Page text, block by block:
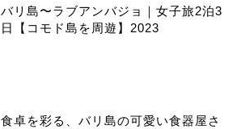
バリ島〜ラブアンバジョ｜女子旅2泊3
日【コモド島を周遊】2023
食卓を彩る、バリ島の可愛い食器屋さ